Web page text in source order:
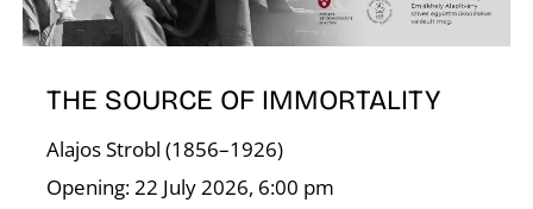
THE SOURCE OF IMMORTALITY
Alajos Strobl (1856–1926)
Opening: 22 July 2026, 6:00 pm